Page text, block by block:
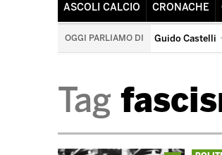
ASCOLI CALCIO CRONACHE
OGGI PARLIAMO DI Guido Castelli
Tag